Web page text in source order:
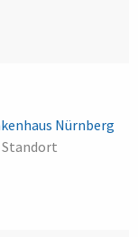
Nürnberg
Standort